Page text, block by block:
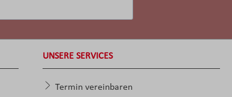
UNSERE SERVICES
Termin vereinbaren